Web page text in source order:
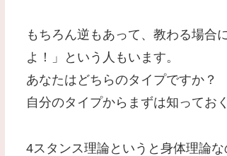
もちろん逆もあって、教わる場合
よ！」という人もいます。
あなたはどちらのタイプですか？
自分のタイプからまずは知ってお
4スタンス理論というと身体理論